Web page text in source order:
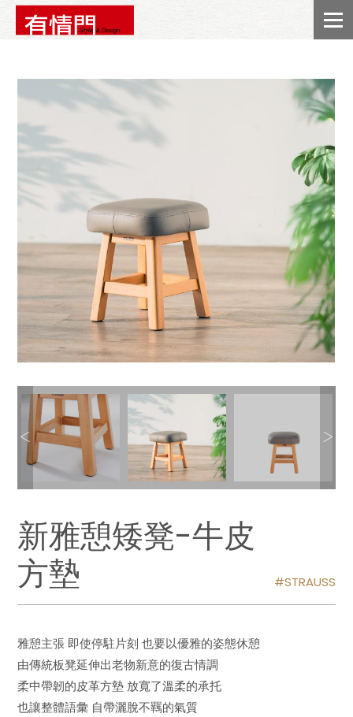
新雅憩矮凳-牛皮
方墊
STRAUSS
雅憩主張 即使停駐片刻 也要以優雅的姿態休憩
由傳統板凳延伸出老物新意的復古情調
柔中帶韌的皮革方墊 放寬了溫柔的承托
也讓整體語彙 自帶灑脫不羈的氣質